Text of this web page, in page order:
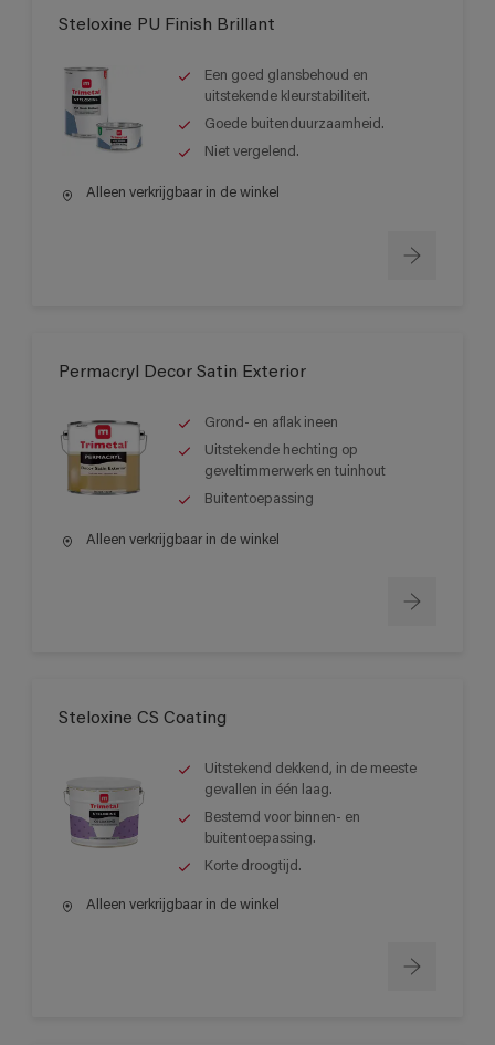
Steloxine PU Finish Brillant
Een goed glansbehoud en
uitstekende kleurstabiliteit.
Goede buitenduurzaamheid.
Niet vergelend.
Alleen verkrijgbaar in de winkel
Permacryl Decor Satin Exterior
Grond- en aflak ineen
Uitstekende hechting op
geveltimmerwerk en tuinhout
Buitentoepassing
Alleen verkrijgbaar in de winkel
Steloxine CS Coating
Uitstekend dekkend, in de meeste
gevallen in één laag.
Bestemd voor binnen- en
buitentoepassing.
Korte droogtijd.
Alleen verkrijgbaar in de winkel